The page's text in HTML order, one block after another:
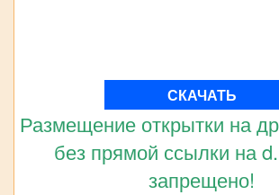
СКАЧАТЬ
Размещение открытки на
без прямой ссылки на
запрещено!